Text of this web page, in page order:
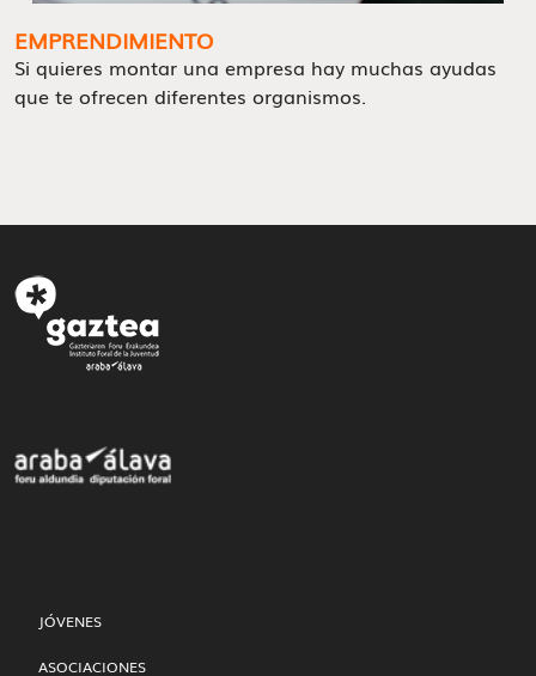
EMPRENDIMIENTO
Si quieres montar una empresa hay muchas ayudas
que te ofrecen diferentes organismos.
JÓVENES
ASOCIACIONES